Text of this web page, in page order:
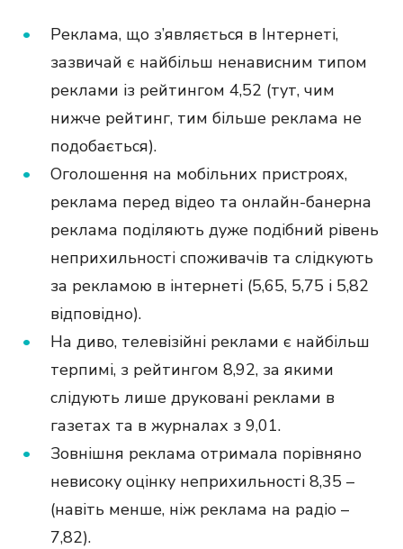
Реклама, що з’являється в Інтернеті,
зазвичай є найбільш ненависним типом
реклами із рейтингом 4,52 (тут, чим
нижче рейтинг, тим більше реклама не
подобається).
Оголошення на мобільних пристроях,
реклама перед відео та онлайн-банерна
реклама поділяють дуже подібний рівень
неприхильності споживачів та слідкують
за рекламою в інтернеті (5,65, 5,75 і 5,82
відповідно).
На диво, телевізійні реклами є найбільш
терпимі, з рейтингом 8,92, за якими
слідують лише друковані реклами в
газетах та в журналах з 9,01.
Зовнішня реклама отримала порівняно
невисоку оцінку неприхильності 8,35 –
(навіть менше, ніж реклама на радіо –
7,82).